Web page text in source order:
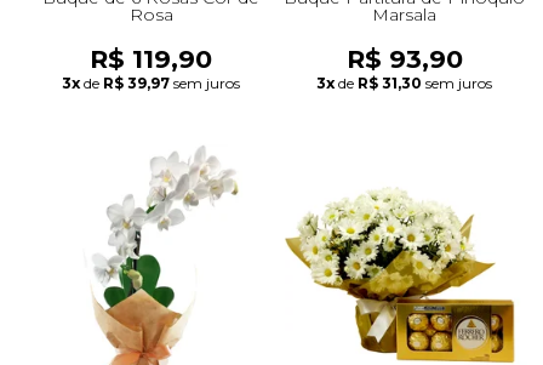
Rosa
R$ 119,90
3x de R$ 39,97 sem juros
Marsala
R$ 93,90
3x de R$ 31,30 sem juros